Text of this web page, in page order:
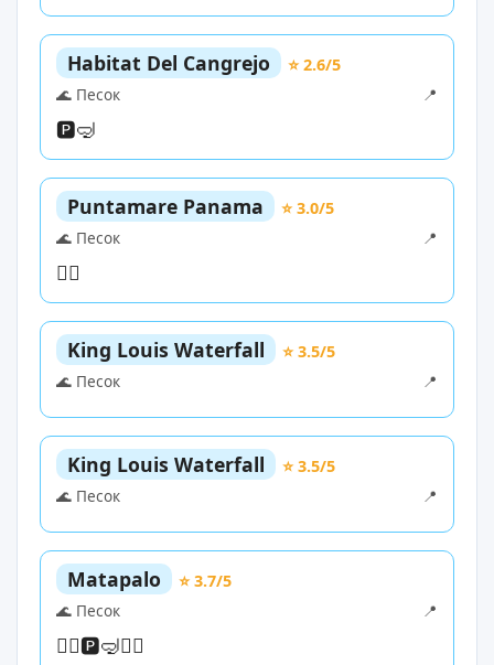
Habitat Del Cangrejo
⭐ 2.6/5
🌊 Песок
📍
🅿️🤿
Puntamare Panama
⭐ 3.0/5
🌊 Песок
📍
🏄‍♀️
King Louis Waterfall
⭐ 3.5/5
🌊 Песок
📍
King Louis Waterfall
⭐ 3.5/5
🌊 Песок
📍
Matapalo
⭐ 3.7/5
🌊 Песок
📍
🏊‍♀️🅿️🤿🏄‍♀️